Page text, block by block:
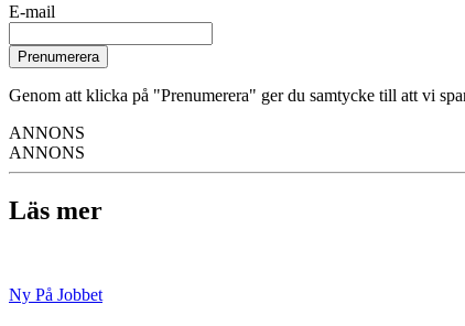
E-mail
Prenumerera
Genom att klicka på "Prenumerera" ger du samtycke till att vi
ANNONS
ANNONS
Läs mer
Ny På Jobbet